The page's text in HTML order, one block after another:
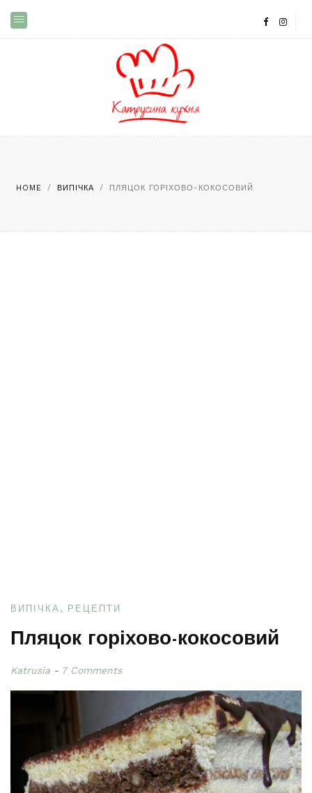
HOME / ВИПІЧКА / ПЛЯЦОК ГОРІХОВО-КОКОСОВИЙ
ВИПІЧКА РЕЦЕПТИ
Пляцок горіхово-кокосовий
Katrusia 7 Comments